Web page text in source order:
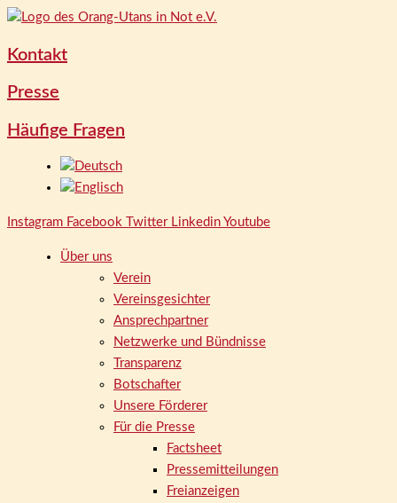
Zum
springen
Kontakt
Presse
Häufige Fragen
Instagram Facebook Twitter Linkedin Youtube
Über uns
Verein
Vereinsgesichter
Ansprechpartner
Netzwerke und Bündnisse
Transparenz
Botschafter
Unsere Förderer
Für die Presse
Factsheet
Pressemitteilungen
Freianzeigen